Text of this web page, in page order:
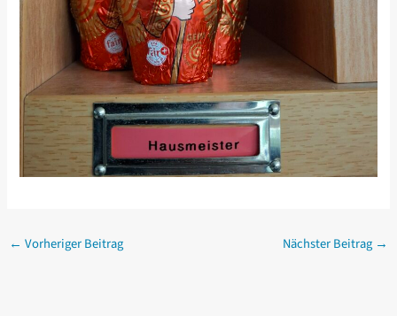
← Vorheriger Beitrag Nächster Beitrag →